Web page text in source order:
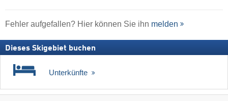
Fehler aufgefallen? Hier können Sie ihn melden
Dieses Skigebiet buchen
Unterkünfte